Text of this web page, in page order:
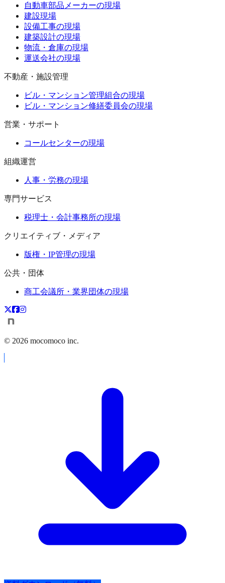
自動車部品メーカーの現場
建設現場
設備工事の現場
建築設計の現場
物流・倉庫の現場
運送会社の現場
不動産・施設管理
ビル・マンション管理組合の現場
ビル・マンション修繕委員会の現場
営業・サポート
コールセンターの現場
組織運営
人事・労務の現場
専門サービス
税理士・会計事務所の現場
クリエイティブ・メディア
版権・IP管理の現場
公共・団体
商工会議所・業界団体の現場
© 2026 mocomoco inc.